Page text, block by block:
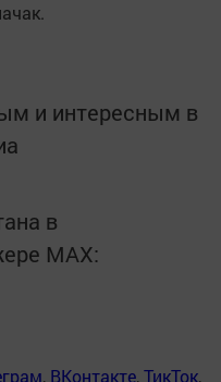
и интересным в
в
MАХ:
, ВКонтакте,ТикТок,